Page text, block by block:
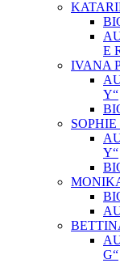
E
IVANA
Y“
Y“
G“